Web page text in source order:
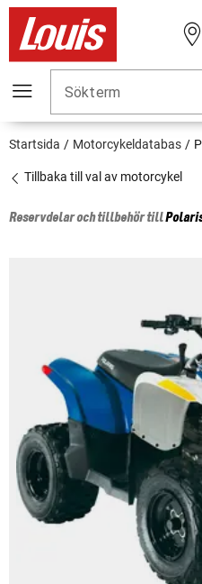
Sökterm
Startsida Motorcykeldatabas
Tillbaka till val av motorcykel
Reservdelar och tillbehör till